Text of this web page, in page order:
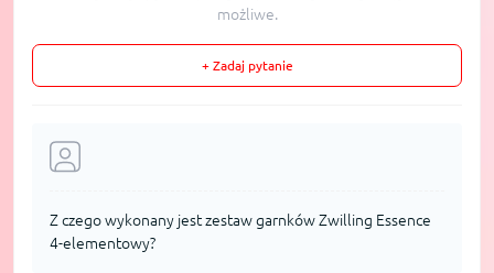
możliwe.
+ Zadaj pytanie
Z czego wykonany jest zestaw garnków Zwilling Essence
4-elementowy?